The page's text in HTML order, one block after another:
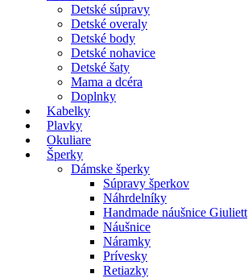
Detské súpravy
Detské overaly
Detské body
Detské nohavice
Detské šaty
Mama a dcéra
Doplnky
Kabelky
Plavky
Okuliare
Šperky
Dámske šperky
Súpravy šperkov
Náhrdelníky
Handmade náušnice Giuliett
Náušnice
Náramky
Prívesky
Retiazky